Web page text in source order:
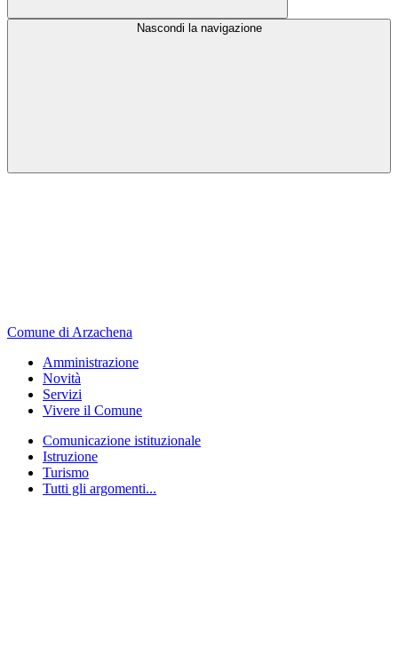
Nascondi la navigazione
Comune di Arzachena
Amministrazione
Novità
Servizi
Vivere il Comune
Comunicazione istituzionale
Istruzione
Turismo
Tutti gli argomenti...